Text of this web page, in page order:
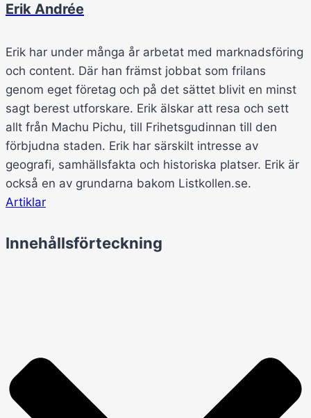
Erik Andrée
Erik har under många år arbetat med marknadsföring
och content. Där han främst jobbat som frilans
genom eget företag och på det sättet blivit en minst
sagt berest utforskare. Erik älskar att resa och sett
allt från Machu Pichu, till Frihetsgudinnan till den
förbjudna staden. Erik har särskilt intresse av
geografi, samhällsfakta och historiska platser. Erik är
också en av grundarna bakom Listkollen.se.
Artiklar
Innehållsförteckning